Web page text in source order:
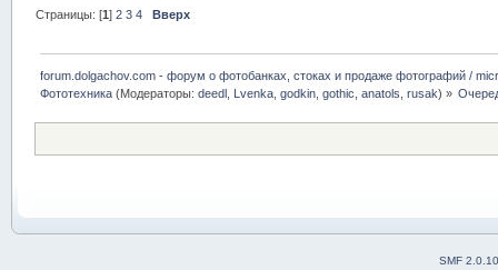
Страницы: [1]2 3 4 Вверх
forum.dolgachov.com - форум о фотобанках, стоках и продаже фотографий /
Фототехника (Модераторы:deedl Lvenka ,godkin ,gothic ,anatols ,rusak) »
SMF